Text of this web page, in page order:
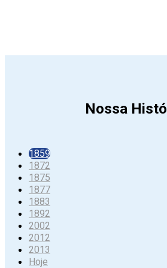
Nossa
1859
1872
1875
1877
1883
1892
2002
2012
2013
Hoje